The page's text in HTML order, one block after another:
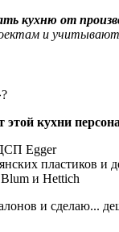
кухню от
и
кухни
Egger
пластиков и
и Hettich
и сделаю...